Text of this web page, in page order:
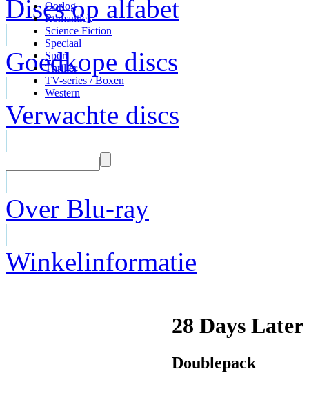
Discs op alfabet
Goedkope discs
Verwachte discs
Over Blu-ray
Winkelinformatie
Oorlog
Romantiek
Science Fiction
Speciaal
Sport
Thriller
TV-series / Boxen
Western
28 Days
Doublepack